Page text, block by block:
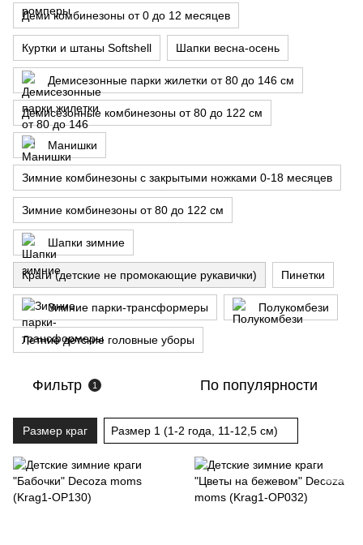
Деми комбинезоны от 0 до 12 месяцев
Куртки и штаны Softshell Шапки весна-осень
Демисезонные парки жилетки от 80 до 146 см
Демисезонные комбинезоны от 80 до 122 см
Манишки
Зимние комбинезоны с закрытыми ножками 0-18 месяцев
Зимние комбинезоны от 80 до 122 см
Шапки зимние
Краги (детские не промокающие рукавички) Пинетки
Зимние парки-трансформеры Полукомбези
Летние детские головные уборы
Фильтр 1 По популярности
Размер краг Размер 1 (1-2 года, 11-12,5 см)